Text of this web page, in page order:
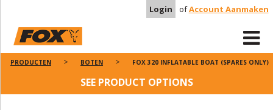
Login ofAccount Aanmaken
PRODUCTEN BOTEN FOX 320 INFLATABLE BOAT (SPARES ONLY)
SEE PRODUCT OPTIONS